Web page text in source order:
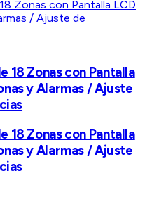
Zonas con Pantalla
y Alarmas / Ajuste
Zonas con Pantalla
y Alarmas / Ajuste